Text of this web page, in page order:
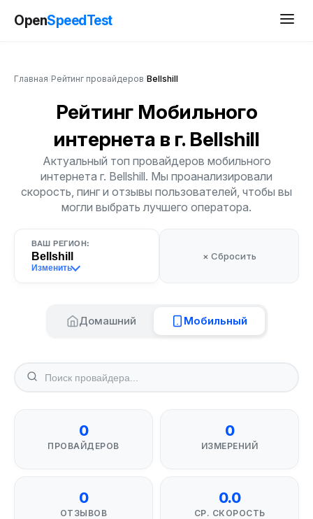
OpenSpeedTest
Главная Рейтинг провайдеров Bellshill
Рейтинг Мобильного
интернета в г. Bellshill
Актуальный топ провайдеров мобильного
интернета г. Bellshill. Мы проанализировали
скорость, пинг и отзывы пользователей, чтобы вы
могли выбрать лучшего оператора.
ВАШ РЕГИОН:
Bellshill
Изменить
× Сбросить
Домашний Мобильный
0
ПРОВАЙДЕРОВ
0
ИЗМЕРЕНИЙ
0
ОТЗЫВОВ
0.0
СР. СКОРОСТЬ